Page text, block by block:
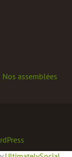
Nos assemblées